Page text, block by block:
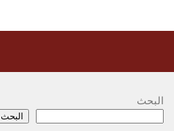
البحث
البحث